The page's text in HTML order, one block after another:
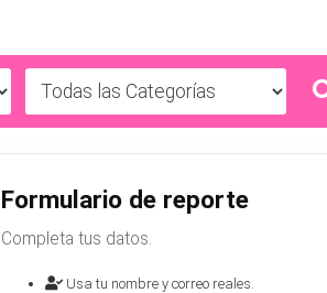
Formulario de reporte
Completa tus datos.
Usa tu nombre y correo reales.